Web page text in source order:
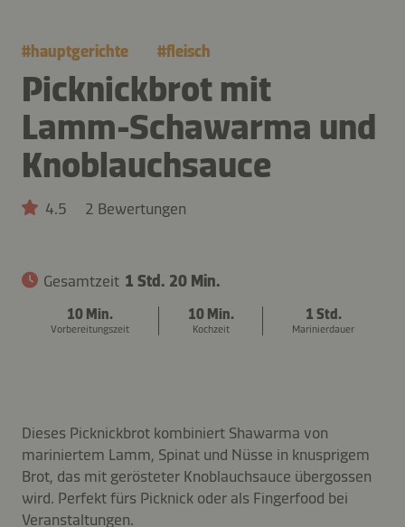
#hauptgerichte #fleisch
Picknickbrot mit
Lamm-Schawarma und
Knoblauchsauce
4.5 2 Bewertungen
Gesamtzeit 1 Std. 20 Min.
10 Min.
Vorbereitungszeit
10 Min.
Kochzeit
1 Std.
Marinierdauer
Dieses Picknickbrot kombiniert Shawarma von
mariniertem Lamm, Spinat und Nüsse in knusprigem
Brot, das mit gerösteter Knoblauchsauce übergossen
wird. Perfekt fürs Picknick oder als Fingerfood bei
Veranstaltungen.